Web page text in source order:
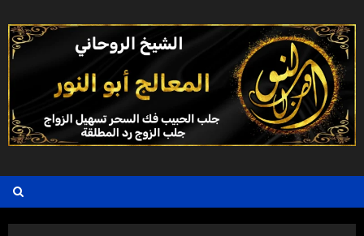
إلى
المحتوى